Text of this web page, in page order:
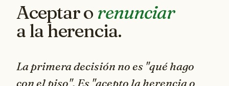
Aceptar o renunciar
a la herencia.
La primera decisión no es "qué hago
con el piso". Es "acepto la herencia o